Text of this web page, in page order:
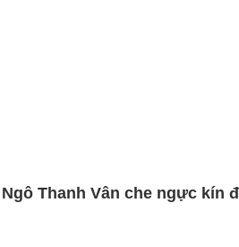
Ngô Thanh Vân che ngực kín